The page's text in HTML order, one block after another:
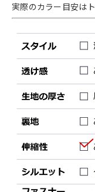
実際のカラー目安は